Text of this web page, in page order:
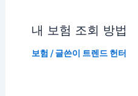
내 보험 조회 방법
보험 / 글쓴이 트렌드 헌터